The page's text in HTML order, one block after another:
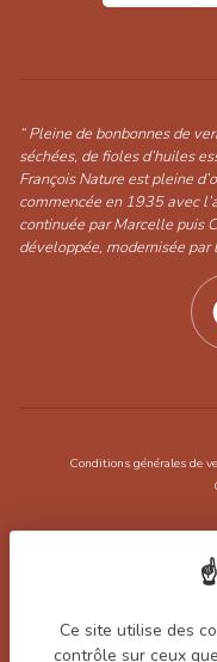
“ Pleine de bonbonnes de
séchées, de fioles d’huiles
François Nature est pleine
commencée en 1935 avec
continuée par Marcelle puis
développée, modernisée
Conditions générales de
Ce site utilise des
contrôle sur ceux